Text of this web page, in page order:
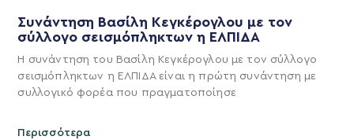
Συνάντηση Βασίλη Κεγκέρογλου με τον
σύλλογο σεισμόπληκτων η ΕΛΠΙΔΑ
Η συνάντηση του Βασίλη Κεγκέρογλου με τον σύλλογο
σεισμόπληκτων η ΕΛΠΙΔΑ είναι η πρώτη συνάντηση με
συλλογικό φορέα που πραγματοποίησε
Περισσότερα